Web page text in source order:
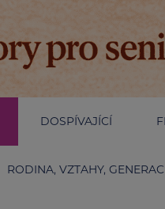
DOSPÍVAJÍCÍ
RODINA, VZTAHY,